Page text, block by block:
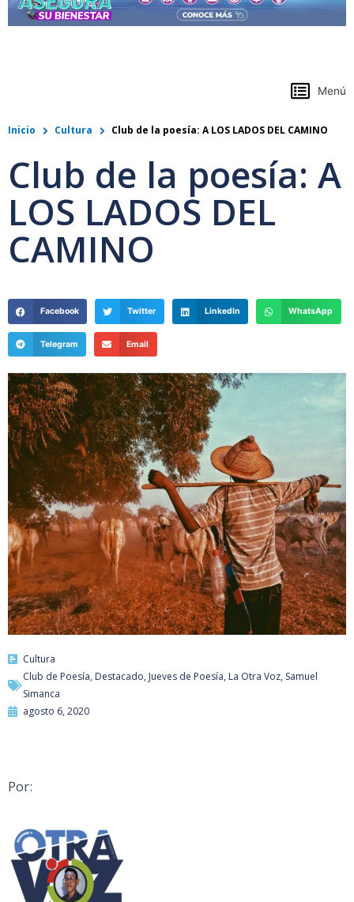
Menú
Inicio Cultura Club de la poesía: A LOS LADOS DEL CAMINO
Club de la poesía: A
LOS LADOS DEL
CAMINO
Facebook Twitter LinkedIn WhatsApp
Telegram Email
Cultura
Club de Poesía, Destacado, Jueves de Poesía, La Otra Voz, Samuel
Simanca
agosto 6, 2020
Por: